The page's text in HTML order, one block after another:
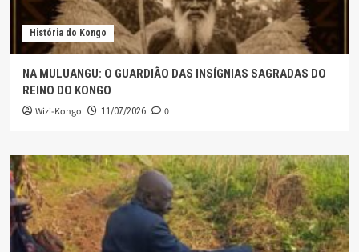
História do Kongo
NA MULUANGU: O GUARDIÃO DAS INSÍGNIAS SAGRADAS DO
REINO DO KONGO
Wizi-Kongo 11/07/2026 0